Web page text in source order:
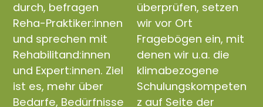
durch, befragen
Reha-Praktiker:innen
und sprechen mit
Rehabilitand:innen
und Expert:innen. Ziel
ist es, mehr über
Bedarfe, Bedürfnisse
überprüfen, setzen
wir vor Ort
Fragebögen ein, mit
denen wir u.a. die
klimabezogene
Schulungskompeten
z auf Seite der